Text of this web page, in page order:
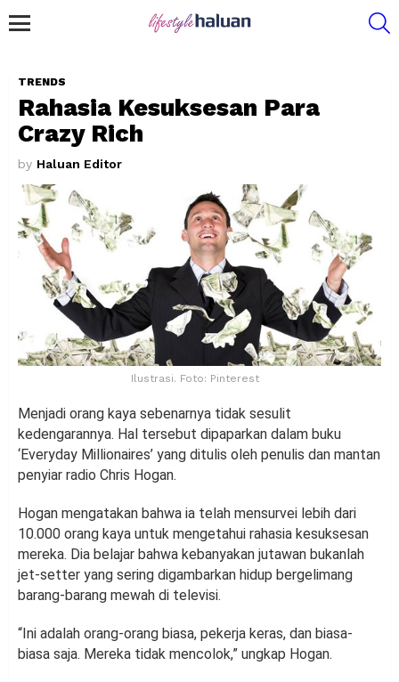
TRENDS
Rahasia Kesuksesan Para
Crazy Rich
by Haluan Editor
Ilustrasi. Foto: Pinterest
Menjadi orang kaya sebenarnya tidak sesulit
kedengarannya. Hal tersebut dipaparkan dalam buku
‘Everyday Millionaires’ yang ditulis oleh penulis dan mantan
penyiar radio Chris Hogan.
Hogan mengatakan bahwa ia telah mensurvei lebih dari
10.000 orang kaya untuk mengetahui rahasia kesuksesan
mereka. Dia belajar bahwa kebanyakan jutawan bukanlah
jet-setter yang sering digambarkan hidup bergelimang
barang-barang mewah di televisi.
“Ini adalah orang-orang biasa, pekerja keras, dan biasa-
biasa saja. Mereka tidak mencolok,” ungkap Hogan.